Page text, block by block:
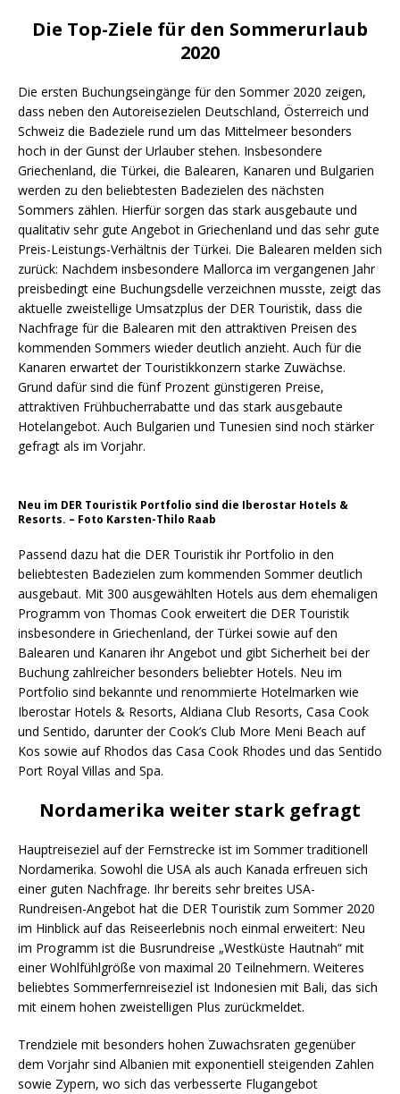
Die Top-Ziele für den Sommerurlaub
2020
Die ersten Buchungseingänge für den Sommer 2020 zeigen,
dass neben den Autoreisezielen Deutschland, Österreich und
Schweiz die Badeziele rund um das Mittelmeer besonders
hoch in der Gunst der Urlauber stehen. Insbesondere
Griechenland, die Türkei, die Balearen, Kanaren und Bulgarien
werden zu den beliebtesten Badezielen des nächsten
Sommers zählen. Hierfür sorgen das stark ausgebaute und
qualitativ sehr gute Angebot in Griechenland und das sehr gute
Preis-Leistungs-Verhältnis der Türkei. Die Balearen melden sich
zurück: Nachdem insbesondere Mallorca im vergangenen Jahr
preisbedingt eine Buchungsdelle verzeichnen musste, zeigt das
aktuelle zweistellige Umsatzplus der DER Touristik, dass die
Nachfrage für die Balearen mit den attraktiven Preisen des
kommenden Sommers wieder deutlich anzieht. Auch für die
Kanaren erwartet der Touristikkonzern starke Zuwächse.
Grund dafür sind die fünf Prozent günstigeren Preise,
attraktiven Frühbucherrabatte und das stark ausgebaute
Hotelangebot. Auch Bulgarien und Tunesien sind noch stärker
gefragt als im Vorjahr.
Neu im DER Touristik Portfolio sind die Iberostar Hotels &
Resorts. – Foto Karsten-Thilo Raab
Passend dazu hat die DER Touristik ihr Portfolio in den
beliebtesten Badezielen zum kommenden Sommer deutlich
ausgebaut. Mit 300 ausgewählten Hotels aus dem ehemaligen
Programm von Thomas Cook erweitert die DER Touristik
insbesondere in Griechenland, der Türkei sowie auf den
Balearen und Kanaren ihr Angebot und gibt Sicherheit bei der
Buchung zahlreicher besonders beliebter Hotels. Neu im
Portfolio sind bekannte und renommierte Hotelmarken wie
Iberostar Hotels & Resorts, Aldiana Club Resorts, Casa Cook
und Sentido, darunter der Cook’s Club More Meni Beach auf
Kos sowie auf Rhodos das Casa Cook Rhodes und das Sentido
Port Royal Villas and Spa.
Nordamerika weiter stark gefragt
Hauptreiseziel auf der Fernstrecke ist im Sommer traditionell
Nordamerika. Sowohl die USA als auch Kanada erfreuen sich
einer guten Nachfrage. Ihr bereits sehr breites USA-
Rundreisen-Angebot hat die DER Touristik zum Sommer 2020
im Hinblick auf das Reiseerlebnis noch einmal erweitert: Neu
im Programm ist die Busrundreise „Westküste Hautnah“ mit
einer Wohlfühlgröße von maximal 20 Teilnehmern. Weiteres
beliebtes Sommerfernreiseziel ist Indonesien mit Bali, das sich
mit einem hohen zweistelligen Plus zurückmeldet.
Trendziele mit besonders hohen Zuwachsraten gegenüber
dem Vorjahr sind Albanien mit exponentiell steigenden Zahlen
sowie Zypern, wo sich das verbesserte Flugangebot